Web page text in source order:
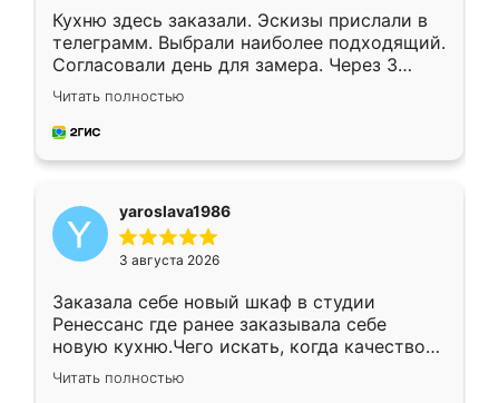
Кухню здесь заказали. Эскизы прислали в
телеграмм. Выбрали наиболее подходящий.
Согласовали день для замера. Через 3
недели кухня была уже готова. Остались
довольны работой. Спасибо Ренессанс
мебель за качественную работу!
Читать полностью
yaroslava1986
3 августа 2026
Заказала себе новый шкаф в студии
Ренессанс где ранее заказывала себе
новую кухню.Чего искать, когда качеством
вполне довольна. Служит кухня уже почти
два года, нареканий нет.
Читать полностью